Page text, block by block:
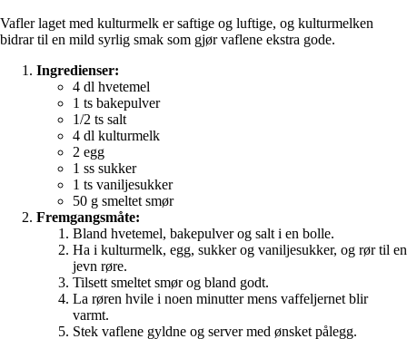
Vafler laget med kulturmelk er saftige og luftige, og kulturmelken
bidrar til en mild syrlig smak som gjør vaflene ekstra gode.
Ingredienser:
4 dl hvetemel
1 ts bakepulver
1/2 ts salt
4 dl kulturmelk
2 egg
1 ss sukker
1 ts vaniljesukker
50 g smeltet smør
Fremgangsmåte:
Bland hvetemel, bakepulver og salt i en bolle.
Ha i kulturmelk, egg, sukker og vaniljesukker, og rør til en
jevn røre.
Tilsett smeltet smør og bland godt.
La røren hvile i noen minutter mens vaffeljernet blir
varmt.
Stek vaflene gyldne og server med ønsket pålegg.